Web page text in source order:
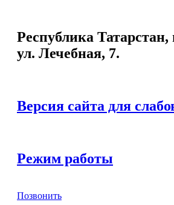
Республика Татарстан,
ул. Лечебная, 7.
Версия сайта для
Режим работы
Позвонить